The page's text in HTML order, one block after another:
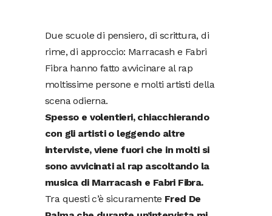
Due scuole di pensiero, di scrittura, di
rime, di approccio: Marracash e Fabri
Fibra hanno fatto avvicinare al rap
moltissime persone e molti artisti della
scena odierna.
Spesso e volentieri, chiacchierando
con gli artisti o leggendo altre
interviste, viene fuori che in molti si
sono avvicinati al rap ascoltando la
musica di Marracash e Fabri Fibra.
Tra questi c’è sicuramente Fred De